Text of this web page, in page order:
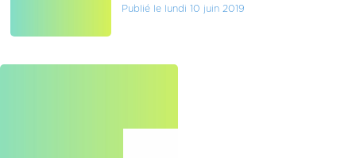
Publié le lundi 10 juin 2019